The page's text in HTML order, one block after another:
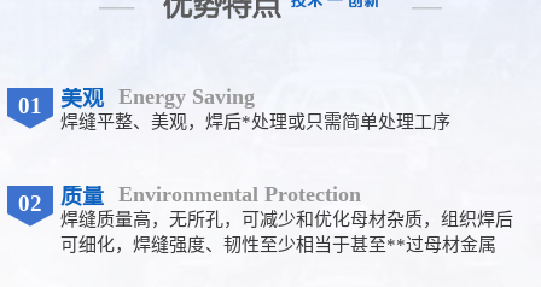
01 美观 Energy Saving
焊缝平整、美观，焊后*处理或只需简单处理工序
02 质量 Environmental Protection
焊缝质量高，无所孔，可减少和优化母材杂质，组织焊后
可细化，焊缝强度、韧性至少相当于甚至**过母材金属